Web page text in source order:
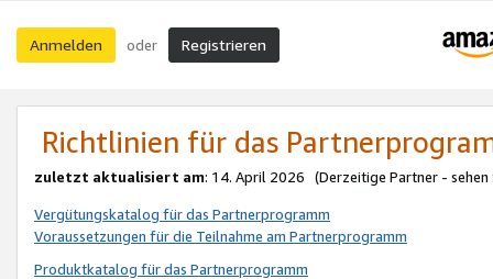
Anmelden oder Registrieren
Richtlinien für das
zuletzt aktualisiert am: 14. April 2026 (Derzeitige Partner - sehen
Vergütungskatalog für das Partnerprogramm
Voraussetzungen für die Teilnahme am Partnerprogramm
Produktkatalog für das Partnerprogramm